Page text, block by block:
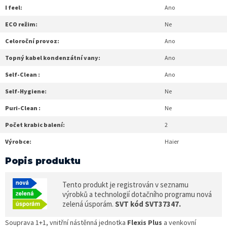
I feel: Ano
ECO režim: Ne
Celoroční provoz: Ano
Topný kabel kondenzátní vany: Ano
Self-Clean : Ano
Self-Hygiene: Ne
Puri-Clean : Ne
Počet krabic balení: 2
Výrobce: Haier
Popis produktu
Tento produkt je registrován v seznamu
výrobků a technologií dotačního programu nová
zelená úsporám. SVT kód SVT37347.
Souprava 1+1, vnitřní nástěnná jednotka Flexis Plus a venkovní